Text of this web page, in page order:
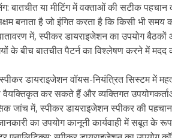
बातचीत या मीटिंग में वक्ताओं की सटीक
बनाता है जो इंगित करता है कि किसी भी
में, स्पीकर डायराइजेशन का उपयोग
के बीच बातचीत पैटर्न का विश्लेषण करने में
डायराइजेशन वॉयस-नियंत्रित सिस्टम में
वैयक्तिकृत कर सकते हैं और व्यक्तिगत
जांच में, स्पीकर डायराइजेशन स्पीकर की
का उपयोग कानूनी कार्यवाही में सबूत के